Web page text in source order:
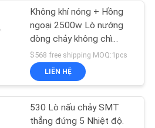
nhỏ
21
Không khí nóng + Hồng
ngoại 2500w Lò nướng
dòng chảy không chì
Trạm sưởi CHMRO-420
SMD
$568 free shipping MOQ:1pcs
LIÊN HỆ
530 Lò nấu chảy SMT
thẳng đứng 5 Nhiệt độ.